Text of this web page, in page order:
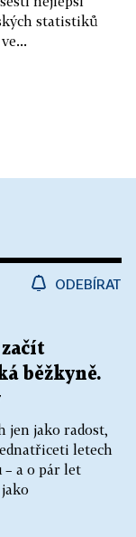
statistiků
ODEBÍRAT
běžkyně.
jen jako radost,
letech
a o pár let